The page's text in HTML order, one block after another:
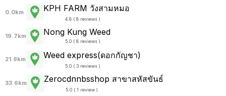
0.0km KPH FARM วังสามหมอ
4.8 ( 8 reviews )
19.7km Nong Kung Weed
5.0 ( 8 reviews )
21.9km Weed express(ดอกกัญชา)
5.0 ( 3 reviews )
33.6km Zerocdnnbsshop สาขาสหัสขันธ์
5.0 ( 1 review )